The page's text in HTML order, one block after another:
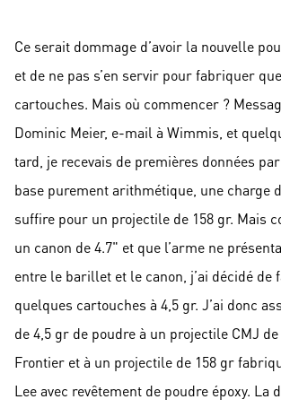
Ce serait dommage d’avoir la nouvelle
et de ne pas s’en servir pour fabriquer
cartouches. Mais où commencer ?
Dominic Meier, e-mail à Wimmis, et
tard, je recevais de premières données
base purement arithmétique, une charge
suffire pour un projectile de 158 gr. Mais
un canon de 4.7" et que l’arme ne
entre le barillet et le canon, j’ai décidé de
quelques cartouches à 4,5 gr. J’ai donc
de 4,5 gr de poudre à un projectile CMJ
Frontier et à un projectile de 158 gr
Lee avec revêtement de poudre époxy. La